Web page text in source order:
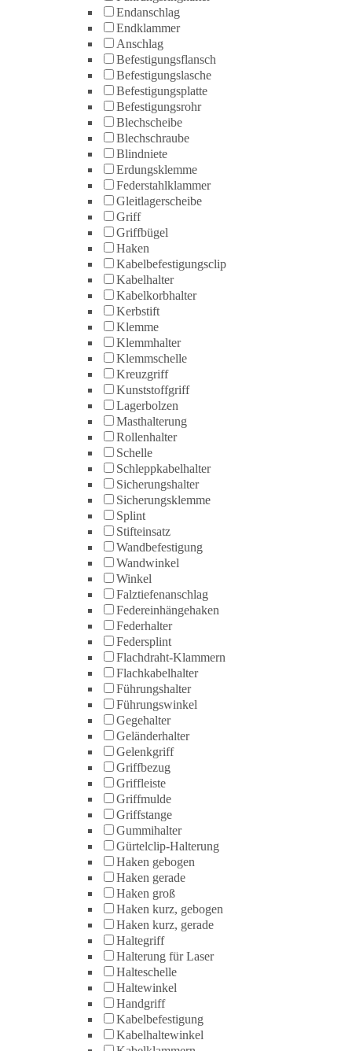
Endanschlag
Endklammer
Anschlag
Befestigungsflansch
Befestigungslasche
Befestigungsplatte
Befestigungsrohr
Blechscheibe
Blechschraube
Blindniete
Erdungsklemme
Federstahlklammer
Gleitlagerscheibe
Griff
Griffbügel
Haken
Kabelbefestigungsclip
Kabelhalter
Kabelkorbhalter
Kerbstift
Klemme
Klemmhalter
Klemmschelle
Kreuzgriff
Kunststoffgriff
Lagerbolzen
Masthalterung
Rollenhalter
Schelle
Schleppkabelhalter
Sicherungshalter
Sicherungsklemme
Splint
Stifteinsatz
Wandbefestigung
Wandwinkel
Winkel
Falztiefenanschlag
Federeinhängehaken
Federhalter
Federsplint
Flachdraht-Klammern
Flachkabelhalter
Führungshalter
Führungswinkel
Gegehalter
Geländerhalter
Gelenkgriff
Griffbezug
Griffleiste
Griffmulde
Griffstange
Gummihalter
Gürtelclip-Halterung
Haken gebogen
Haken gerade
Haken groß
Haken kurz, gebogen
Haken kurz, gerade
Haltegriff
Halterung für Laser
Halteschelle
Haltewinkel
Handgriff
Kabelbefestigung
Kabelhaltewinkel